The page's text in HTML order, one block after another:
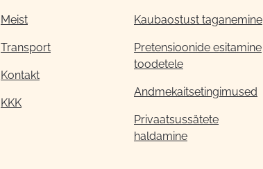
Meist
Transport
Kontakt
KKK
Kaubaostust taganemine
Pretensioonide esitamine
toodetele
Andmekaitsetingimused
Privaatsussätete
haldamine